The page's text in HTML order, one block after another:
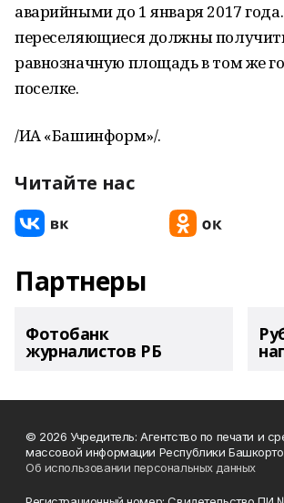
аварийными до 1 января 2017
переселяющиеся должны
равнозначную площадь в том же
поселке.
/ИА «Башинформ»/.
Читайте нас
Партнеры
Фотобанк
журналистов РБ
© 2026 Учредитель: Агентство по печати и
массовой информации Республики
Об использовании персональных данных